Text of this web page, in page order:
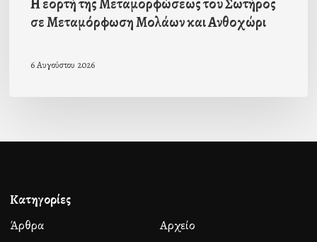
σε Μεταμόρφωση Μολάων και Ανθοχώρι
6 Αυγούστου 2026
Κατηγορίες
Άρθρα
Αρχείο